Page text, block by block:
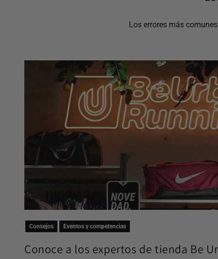
Los errores más
Consejos Eventos y competencias
Conoce a los expertos de tienda Be